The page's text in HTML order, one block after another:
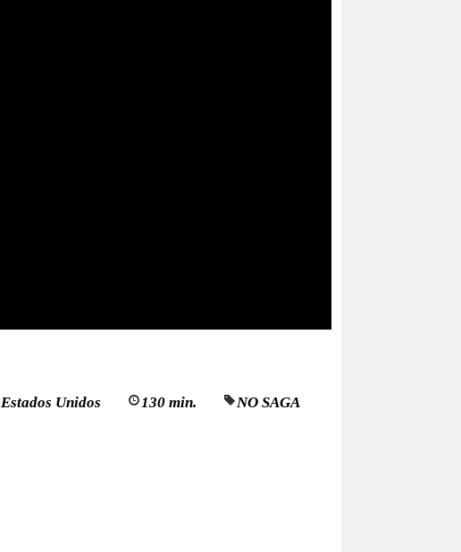
Estados Unidos 130 min.
NO SAGA